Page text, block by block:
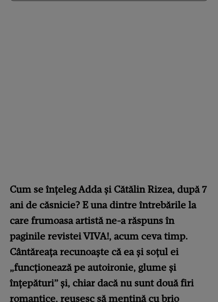
Cum se înțeleg Adda și Cătălin Rizea, după 7
ani de căsnicie? E una dintre întrebările la
care frumoasa artistă ne-a răspuns în
paginile revistei VIVA!, acum ceva timp.
Cântăreața recunoaște că ea și soțul ei
„funcționează pe autoironie, glume și
înțepături” și, chiar dacă nu sunt două firi
romantice, reușesc să mențină cu brio